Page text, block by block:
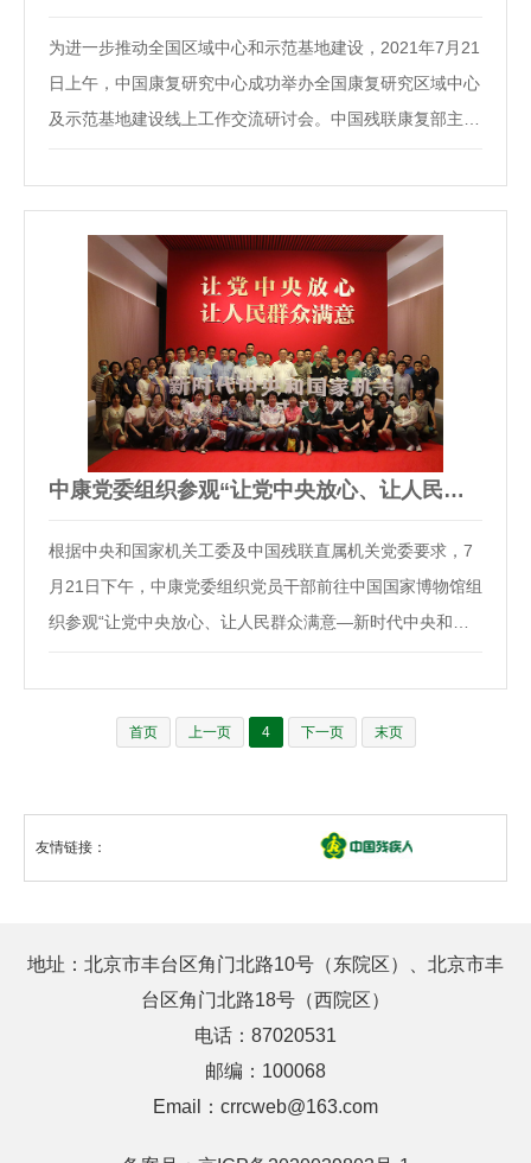
为进一步推动全国区域中心和示范基地建设，2021年7月21
日上午，中国康复研究中心成功举办全国康复研究区域中心
及示范基地建设线上工作交流研讨会。中国残联康复部主任
宇赤，科教处处长吴惠群等出席会议并讲话,会议由中康副
中康党委组织参观“让党中央放心、让人民群众满意—新时代中…
根据中央和国家机关工委及中国残联直属机关党委要求，7
月21日下午，中康党委组织党员干部前往中国国家博物馆组
织参观“让党中央放心、让人民群众满意—新时代中央和国
和党员代表共计61人参加。本次展览以贯彻落实习近平总书
记在中央和国家机关党的建设工作会议上的重要…
首页 上一页 4 下一页 末页
友情链接：
地址：北京市丰台区角门北路10号（东院区）、北京市丰
台区角门北路18号（西院区）
电话：87020531
邮编：100068
Email：crrcweb@163.com